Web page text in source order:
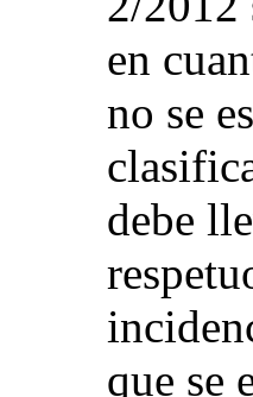
en
no se
debe
que se